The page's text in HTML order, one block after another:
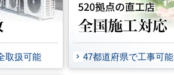
取扱可能 47都道府県で工事可能